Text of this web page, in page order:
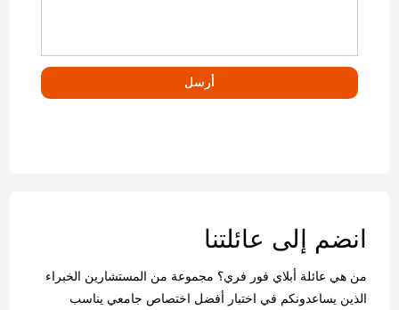
انضم إلى عائلتنا
من هي عائلة أبلاي فور فري؟ مجموعة من المستشارين الخبراء
الذين يساعدونكم في اختبار أفضل اختصاص جامعي يناسب